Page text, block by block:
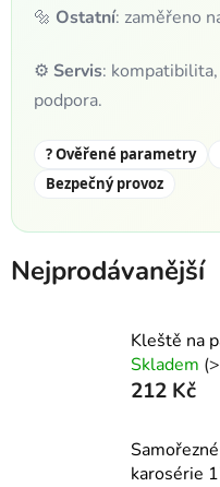
🔩 Ostatní: zaměřeno
⚙️ Servis:
podpora.
? Ověřené parametry
Bezpečný provoz
Nejprodávanější
Kleště na
Skladem
212 Kč
karosérie